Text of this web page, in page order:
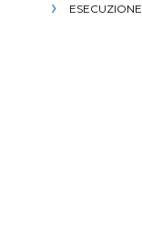
ESECUZIONE